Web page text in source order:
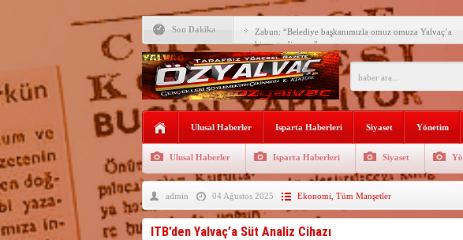
Son Dakika Zabun: “Belediye başkanımızla omuz omuza Yalvaç’a
hizmet ediyoruz”
Yeni öğretim yılı başlamadan ikili eğitime çözüm bulun
Yalvaç Festivali’ne görkemli açılış
Yalvaç’ta şimdi de Adliye Lojmanları yıkılıyor
Bir zamanlar Yalvaç, Ünlü Türk Ressamları
Sahipti
Tunçbilek: “Ekmek Zammının Sorumlusu Fırıncı Değil,
Hükümettir”
Süreyya Sadi Bilgiç’ten Başkan Kodal’a ziyaret
Ulusal Haberler Isparta Haberleri Siyaset Yönetim
Ulusal Haberler Isparta Haberleri Siyaset
admin 04 Ağustos 2025 Ekonomi Tüm Manşetler
ITB’den Yalvaç’a Süt Analiz Cihazı